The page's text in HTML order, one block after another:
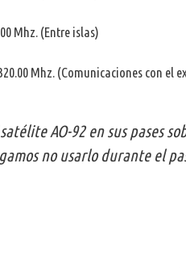
Mhz. (Entre islas)
Mhz. (Comunicaciones con el
AO-92 en sus pases
no usarlo durante el